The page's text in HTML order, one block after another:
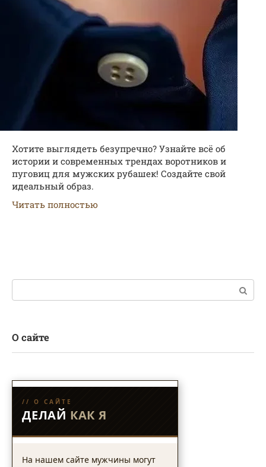
Хотите выглядеть безупречно? Узнайте всё об
истории и современных трендах воротников и
пуговиц для мужских рубашек! Создайте свой
идеальный образ.
Читать полностью
Поиск:
О сайте
// О САЙТЕ
ДЕЛАЙ КАК Я
На нашем сайте мужчины могут